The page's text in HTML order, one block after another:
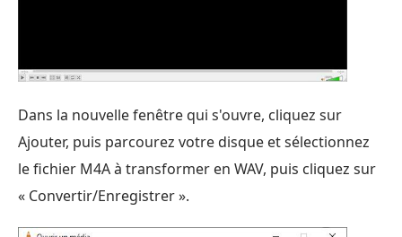
Dans la nouvelle fenêtre qui s'ouvre, cliquez sur
Ajouter, puis parcourez votre disque et sélectionnez
le fichier M4A à transformer en WAV, puis cliquez sur
« Convertir/Enregistrer ».